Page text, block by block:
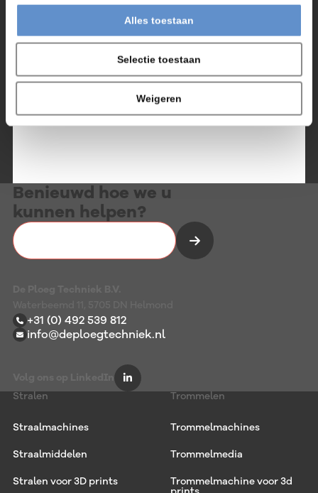
Alles toestaan
Selectie toestaan
Weigeren
Benieuwd hoe we u
kunnen helpen?
+31 (0) 492 539 812
info@deploegtechniek.nl
Stralen
Straalmachines
Straalmiddelen
Stralen voor 3D prints
Trommelen
Trommelmachines
Trommelmedia
Trommelmachine voor 3d